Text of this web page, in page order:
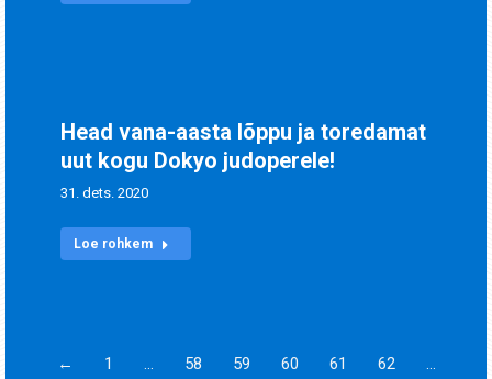
Head vana-aasta lõppu ja toredamat
uut kogu Dokyo judoperele!
31. dets. 2020
Loe rohkem
← 1 … 58 59 60 61 62 …